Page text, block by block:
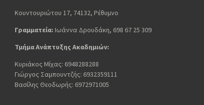
Κουντουριώτου 17, 74132, Ρέθυμνο
Γραμματεία: Ιωάννα Δρουδάκη, 698 67 25 309
Τμήμα Ανάπτυξης Ακαδημιών:
Κυριάκος Μίχας: 6948288288
Γιώργος Σαμπουντζής: 6932359111
Βασίλης Θεοδωρής: 6972971005